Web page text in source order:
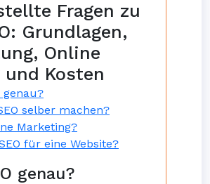
Fragen zu
Grundlagen,
Online
und Kosten
genau?
selber machen?
Marketing?
für eine Website?
genau?